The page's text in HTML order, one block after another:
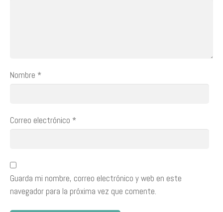
Nombre *
Correo electrónico *
Guarda mi nombre, correo electrónico y web en este
navegador para la próxima vez que comente.